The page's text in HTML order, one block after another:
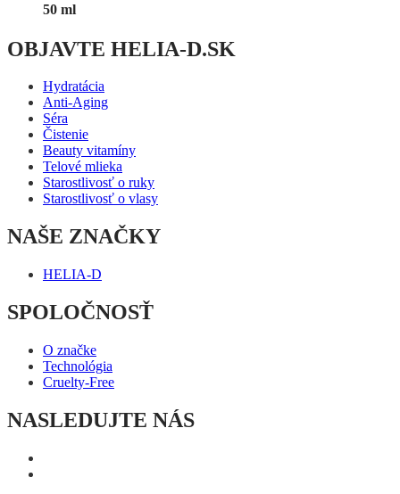
50 ml
OBJAVTE HELIA-D.SK
Hydratácia
Anti-Aging
Séra
Čistenie
Beauty vitamíny
Telové mlieka
Starostlivosť o ruky
Starostlivosť o vlasy
NAŠE ZNAČKY
HELIA-D
SPOLOČNOSŤ
O značke
Technológia
Cruelty-Free
NASLEDUJTE NÁS